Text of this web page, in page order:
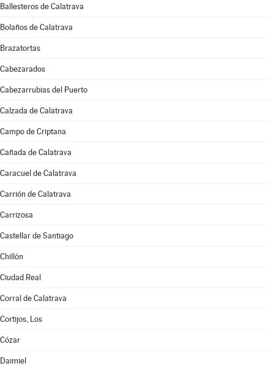
Ballesteros de Calatrava
Bolaños de Calatrava
Brazatortas
Cabezarados
Cabezarrubias del Puerto
Calzada de Calatrava
Campo de Criptana
Cañada de Calatrava
Caracuel de Calatrava
Carrión de Calatrava
Carrizosa
Castellar de Santiago
Chillón
Ciudad Real
Corral de Calatrava
Cortijos, Los
Cózar
Daimiel